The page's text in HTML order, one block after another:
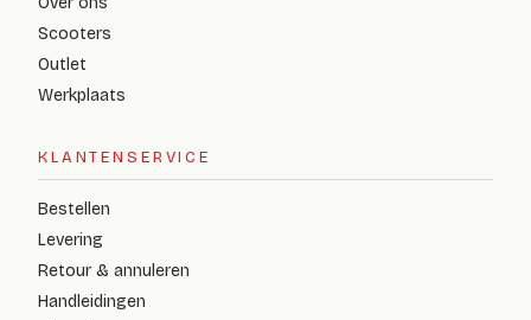
Scooters
Outlet
Werkplaats
KLANTENSERVICE
Bestellen
Levering
Retour & annuleren
Handleidingen